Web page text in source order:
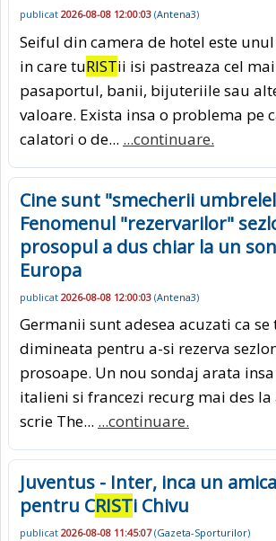
publicat 2026-08-08 12:00:03 (Antena3)
Seiful din camera de hotel este
in care tuRISTii isi pastreaza cel
pasaportul, banii, bijuteriile sau
valoare. Exista insa o problema pe
calatori o de... ...continuare.
Cine sunt "smecherii
Fenomenul "rezervarilor"
prosopul a dus chiar la un
Europa
publicat 2026-08-08 12:00:03 (Antena3)
Germanii sunt adesea acuzati ca se
dimineata pentru a-si rezerva
prosoape. Un nou sondaj arata
italieni si francezi recurg mai des la
scrie The... ...continuare.
Juventus - Inter, inca un
pentru CRISTi Chivu
publicat 2026-08-08 11:45:07(Gazeta-Sporturilor)